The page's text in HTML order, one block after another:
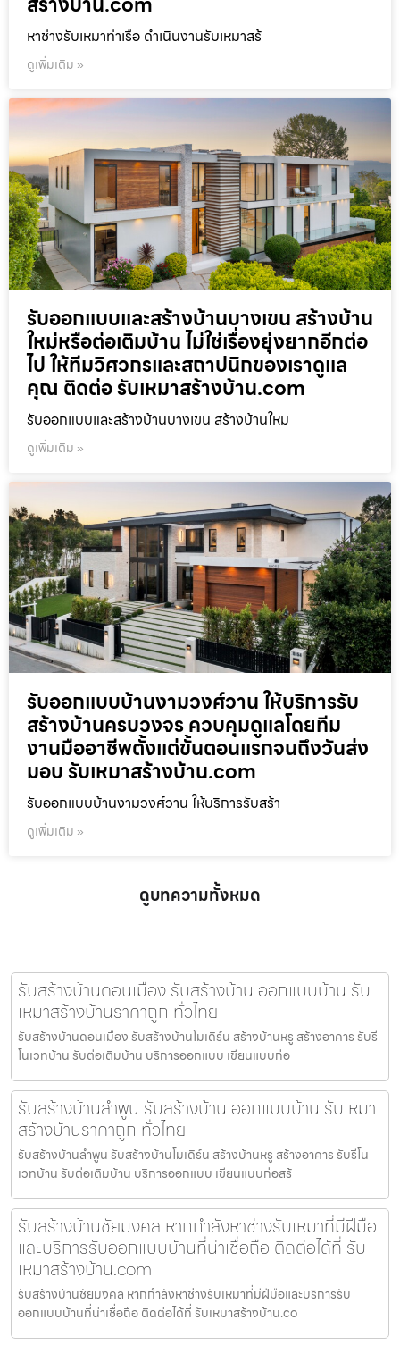
หาช่างรับเหมาท่าเรือ ดำเนินงานรับเหมาสร้
ดูเพิ่มเติม »
รับออกแบบและสร้างบ้านบางเขน สร้างบ้าน
ใหม่หรือต่อเติมบ้าน ไม่ใช่เรื่องยุ่งยากอีกต่อ
ไป ให้ทีมวิศวกรและสถาปนิกของเราดูแล
คุณ ติดต่อ รับเหมาสร้างบ้าน.com
รับออกแบบและสร้างบ้านบางเขน สร้างบ้านใหม
ดูเพิ่มเติม »
รับออกแบบบ้านงามวงศ์วาน ให้บริการรับ
สร้างบ้านครบวงจร ควบคุมดูแลโดยทีม
งานมืออาชีพตั้งแต่ขั้นตอนแรกจนถึงวันส่ง
มอบ รับเหมาสร้างบ้าน.com
รับออกแบบบ้านงามวงศ์วาน ให้บริการรับสร้า
ดูเพิ่มเติม »
ดูบทความทั้งหมด
รับสร้างบ้านดอนเมือง รับสร้างบ้าน ออกแบบบ้าน รับ
เหมาสร้างบ้านราคาถูก ทั่วไทย
รับสร้างบ้านดอนเมือง รับสร้างบ้านโมเดิร์น สร้างบ้านหรู สร้างอาคาร รับรี
โนเวทบ้าน รับต่อเติมบ้าน บริการออกแบบ เขียนแบบก่อ
รับสร้างบ้านลำพูน รับสร้างบ้าน ออกแบบบ้าน รับเหมา
สร้างบ้านราคาถูก ทั่วไทย
รับสร้างบ้านลำพูน รับสร้างบ้านโมเดิร์น สร้างบ้านหรู สร้างอาคาร รับรีโน
เวทบ้าน รับต่อเติมบ้าน บริการออกแบบ เขียนแบบก่อสร้
รับสร้างบ้านชัยมงคล หากกำลังหาช่างรับเหมาที่มีฝีมือ
และบริการรับออกแบบบ้านที่น่าเชื่อถือ ติดต่อได้ที่ รับ
เหมาสร้างบ้าน.com
รับสร้างบ้านชัยมงคล หากกำลังหาช่างรับเหมาที่มีฝีมือและบริการรับ
ออกแบบบ้านที่น่าเชื่อถือ ติดต่อได้ที่ รับเหมาสร้างบ้าน.co